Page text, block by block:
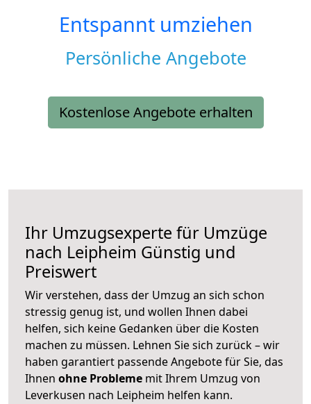
Entspannt umziehen
Persönliche Angebote
Kostenlose Angebote erhalten
Ihr Umzugsexperte für Umzüge
nach Leipheim Günstig und
Preiswert
Wir verstehen, dass der Umzug an sich schon
stressig genug ist, und wollen Ihnen dabei
helfen, sich keine Gedanken über die Kosten
machen zu müssen. Lehnen Sie sich zurück – wir
haben garantiert passende Angebote für Sie, das
Ihnen ohne Probleme mit Ihrem Umzug von
Leverkusen nach Leipheim helfen kann.